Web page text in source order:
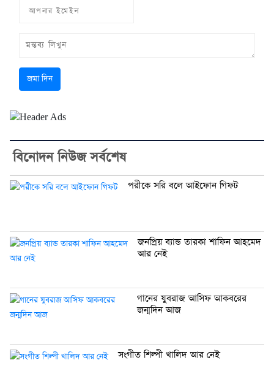
জমা দিন
বিনোদন নিউজ সর্বশেষ
পরীকে সরি বলে আইফোন গিফট
জনপ্রিয় ব্যান্ড তারকা শাফিন আহমেদ
আর নেই
গানের যুবরাজ আসিফ আকবরের
জন্মদিন আজ
সংগীত শিল্পী খালিদ আর নেই